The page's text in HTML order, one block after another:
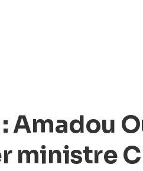
Amadou
ministre